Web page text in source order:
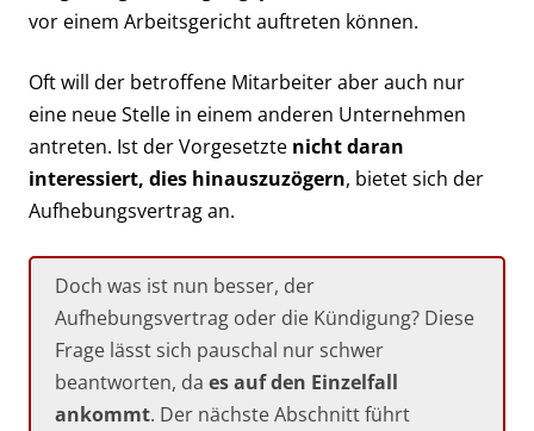
vor einem Arbeitsgericht auftreten können.
Oft will der betroffene Mitarbeiter aber auch nur
eine neue Stelle in einem anderen Unternehmen
antreten. Ist der Vorgesetzte nicht daran
interessiert, dies hinauszuzögern, bietet sich der
Aufhebungsvertrag an.
Doch was ist nun besser, der
Aufhebungsvertrag oder die Kündigung? Diese
Frage lässt sich pauschal nur schwer
beantworten, da es auf den Einzelfall
ankommt. Der nächste Abschnitt führt